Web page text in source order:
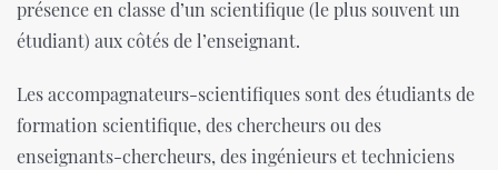
présence en classe d’un scientifique (le plus souvent un
étudiant) aux côtés de l’enseignant.
Les accompagnateurs-scientifiques sont des étudiants de
formation scientifique, des chercheurs ou des
enseignants-chercheurs, des ingénieurs et techniciens